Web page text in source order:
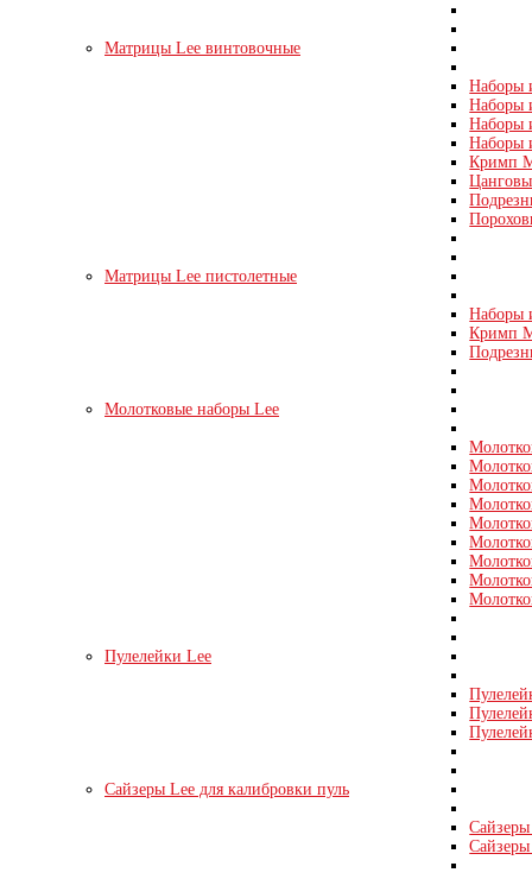
Матрицы Lee винтовочные
Наборы
Наборы
Наборы
Наборы
Кримп
Матрицы Lee пистолетные
Наборы
Кримп
Молотковые наборы Lee
Пулелейки Lee
Сайзеры Lee для калибровки пуль